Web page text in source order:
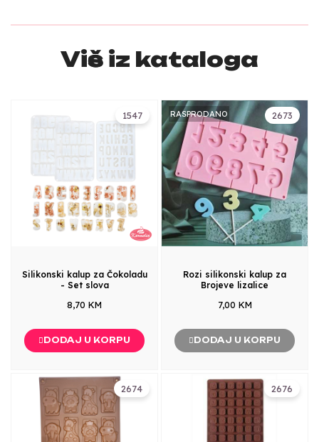
Više iz kataloga
1547
Silikonski kalup za Čokoladu
- Set slova
8,70 KM
DODAJ U KORPU
2673
RASPRODANO
Rozi silikonski kalup za
Brojeve lizalice
7,00 KM
DODAJ U KORPU
2674 2676